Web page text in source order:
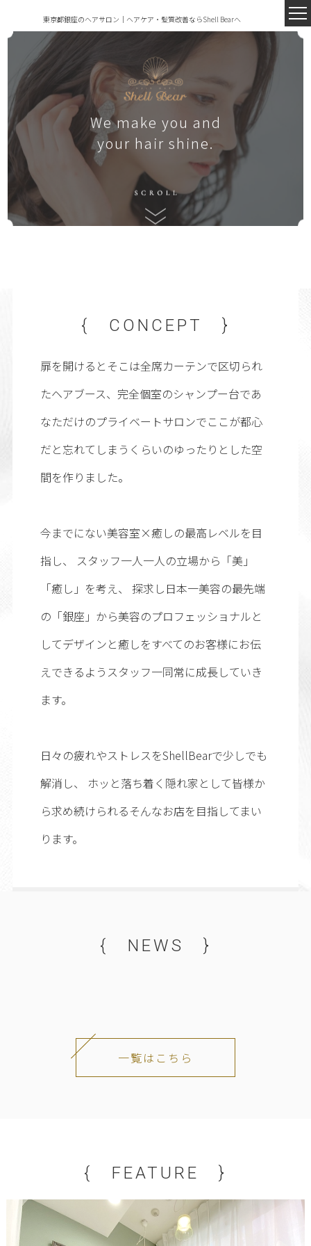
東京都銀座のヘアサロン｜ヘアケア・髪質改善ならShell Bearへ
We make you and
your hair shine.
{ CONCEPT }
扉を開けるとそこは全席カーテンで区切られ
たヘアブース、完全個室のシャンプー台であ
なただけのプライベートサロンでここが都心
だと忘れてしまうくらいのゆったりとした空
間を作りました。
今までにない美容室×癒しの最高レベルを目
指し、 スタッフ一人一人の立場から「美」
「癒し」を考え、 探求し日本一美容の最先端
の「銀座」から美容のプロフェッショナルと
してデザインと癒しをすべてのお客様にお伝
えできるようスタッフ一同常に成長していき
ます。
日々の疲れやストレスをShellBearで少しでも
解消し、 ホッと落ち着く隠れ家として皆様か
ら求め続けられるそんなお店を目指してまい
ります。
{ NEWS }
一覧はこちら
{ FEATURE }